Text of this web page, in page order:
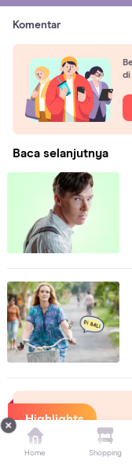
Komentar
di
Baca selanjutnya
Highlights
Home Shopping